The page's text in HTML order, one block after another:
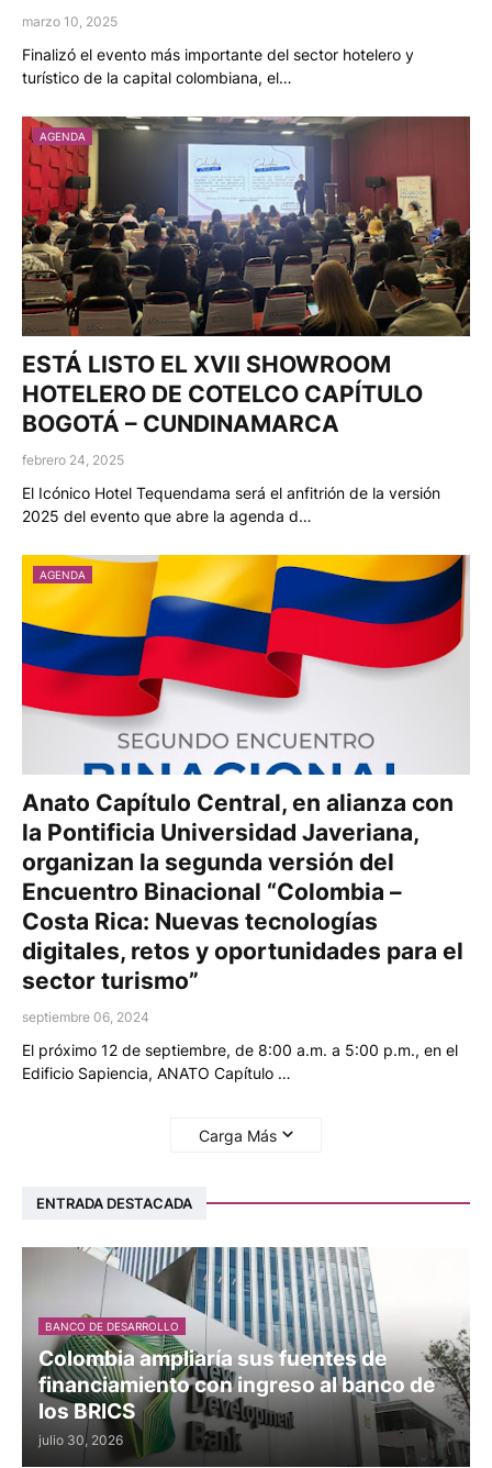
marzo 10, 2025
Finalizó el evento más importante del sector hotelero y
turístico de la capital colombiana, el…
AGENDA
ESTÁ LISTO EL XVII SHOWROOM
HOTELERO DE COTELCO CAPÍTULO
BOGOTÁ – CUNDINAMARCA
febrero 24, 2025
El Icónico Hotel Tequendama será el anfitrión de la versión
2025 del evento que abre la agenda d…
AGENDA
Anato Capítulo Central, en alianza con
la Pontificia Universidad Javeriana,
organizan la segunda versión del
Encuentro Binacional “Colombia –
Costa Rica: Nuevas tecnologías
digitales, retos y oportunidades para el
sector turismo”
septiembre 06, 2024
El próximo 12 de septiembre, de 8:00 a.m. a 5:00 p.m., en el
Edificio Sapiencia, ANATO Capítulo …
Carga Más
ENTRADA DESTACADA
BANCO DE DESARROLLO
Colombia ampliaría sus fuentes de
financiamiento con ingreso al banco de
los BRICS
julio 30, 2026